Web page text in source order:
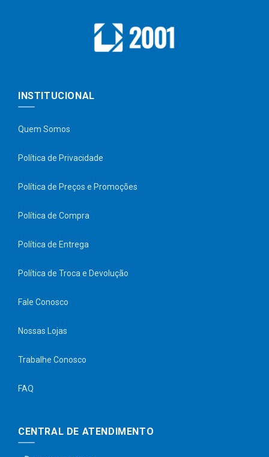
INSTITUCIONAL
Quem Somos
Política de Privacidade
Política de Preços e Promoções
Política de Compra
Política de Entrega
Política de Troca e Devolução
Fale Conosco
Nossas Lojas
Trabalhe Conosco
FAQ
CENTRAL DE ATENDIMENTO